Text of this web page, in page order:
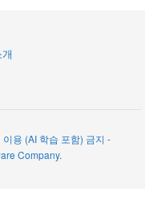
용 (AI 학습 포함) 금지 -
Company.